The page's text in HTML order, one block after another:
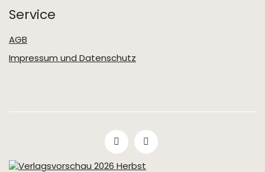
Service
AGB
Impressum und Datenschutz